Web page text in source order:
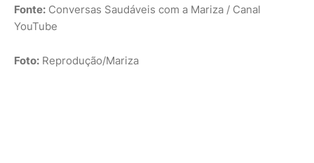
Fonte: Conversas Saudáveis com a Mariza / Canal
YouTube
Foto: Reprodução/Mariza